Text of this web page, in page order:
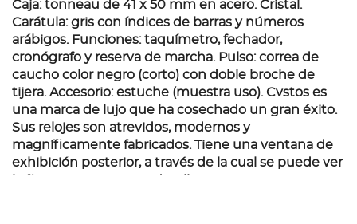
Caja: tonneau de 41 x 50 mm en acero. Cristal.
Carátula: gris con índices de barras y números
arábigos. Funciones: taquímetro, fechador,
cronógrafo y reserva de marcha. Pulso: correa de
caucho color negro (corto) con doble broche de
tijera. Accesorio: estuche (muestra uso). Cvstos es
una marca de lujo que ha cosechado un gran éxito.
Sus relojes son atrevidos, modernos y
magníficamente fabricados. Tiene una ventana de
exhibición posterior, a través de la cual se puede ver